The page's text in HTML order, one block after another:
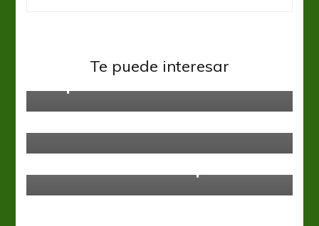
Te puede interesar
Una jornada con partidos
atrapantes